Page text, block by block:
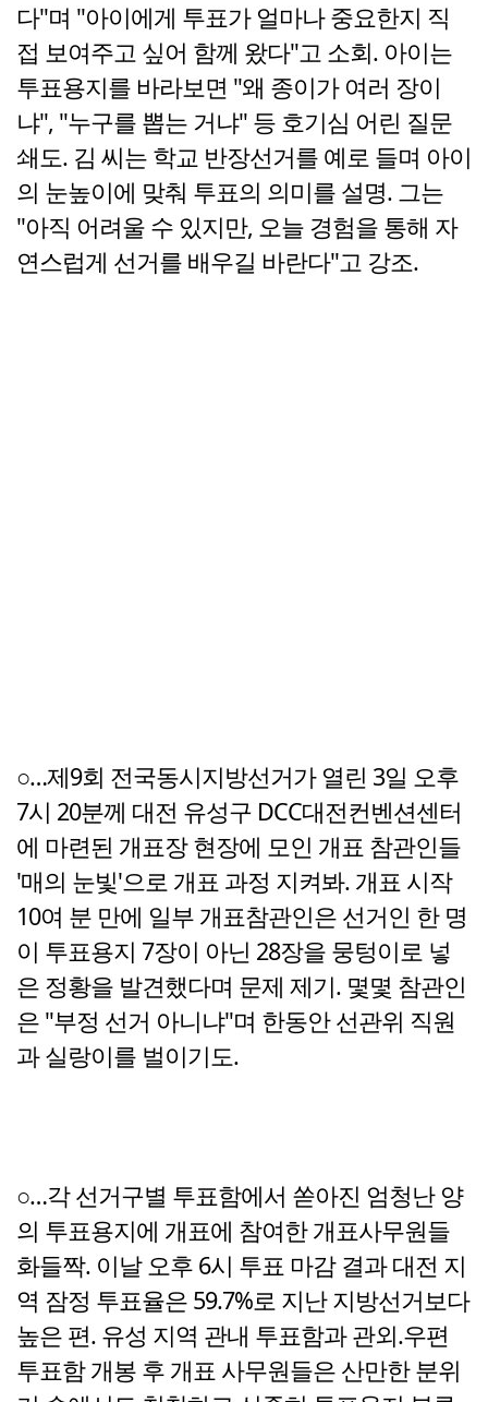
다"며 "아이에게 투표가 얼마나 중요한지 직
접 보여주고 싶어 함께 왔다"고 소회. 아이는
투표용지를 바라보면 "왜 종이가 여러 장이
냐", "누구를 뽑는 거냐" 등 호기심 어린 질문
쇄도. 김 씨는 학교 반장선거를 예로 들며 아이
의 눈높이에 맞춰 투표의 의미를 설명. 그는
"아직 어려울 수 있지만, 오늘 경험을 통해 자
연스럽게 선거를 배우길 바란다"고 강조.
○…제9회 전국동시지방선거가 열린 3일 오후
7시 20분께 대전 유성구 DCC대전컨벤션센터
에 마련된 개표장 현장에 모인 개표 참관인들
'매의 눈빛'으로 개표 과정 지켜봐. 개표 시작
10여 분 만에 일부 개표참관인은 선거인 한 명
이 투표용지 7장이 아닌 28장을 뭉텅이로 넣
은 정황을 발견했다며 문제 제기. 몇몇 참관인
은 "부정 선거 아니냐"며 한동안 선관위 직원
과 실랑이를 벌이기도.
○…각 선거구별 투표함에서 쏟아진 엄청난 양
의 투표용지에 개표에 참여한 개표사무원들
화들짝. 이날 오후 6시 투표 마감 결과 대전 지
역 잠정 투표율은 59.7%로 지난 지방선거보다
높은 편. 유성 지역 관내 투표함과 관외.우편
투표함 개봉 후 개표 사무원들은 산만한 분위